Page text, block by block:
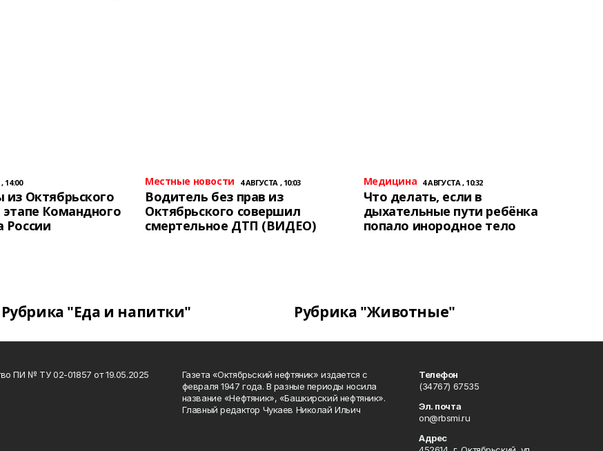
14:00
из Октябрьского
Командного
России
Местные новости 4 АВГУСТА , 10:03
Водитель без прав из
Октябрьского совершил
смертельное ДТП (ВИДЕО)
Медицина 4 АВГУСТА , 10:32
Что делать, если в
дыхательные пути ребёнка
попало инородное тело
Рубрика "Еда и напитки" Рубрика "Животные"
ПИ № ТУ 02-01857 от 19.05.2025
Газета «Октябрьский нефтяник» издается с
февраля 1947 года. В разные периоды носила
название «Нефтяник», «Башкирский нефтяник».
Главный редактор Чукаев Николай Ильич
Телефон
(34767) 67535
Эл. почта
on@rbsmi.ru
Адрес